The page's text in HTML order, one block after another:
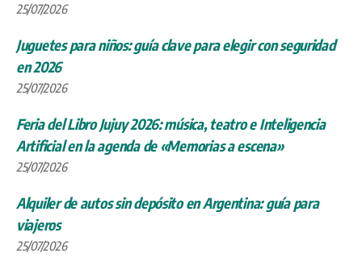
25/07/2026
Juguetes para niños: guía clave para elegir con seguridad
en 2026
25/07/2026
Feria del Libro Jujuy 2026: música, teatro e Inteligencia
Artificial en la agenda de «Memorias a escena»
25/07/2026
Alquiler de autos sin depósito en Argentina: guía para
viajeros
25/07/2026